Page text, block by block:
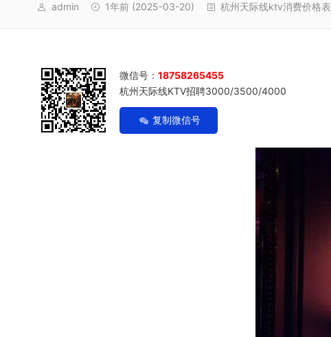
admin 1年前 (2025-03-20) 杭州天际线ktv消费价格表
微信号： 18758265455
杭州天际线KTV招聘3000/3500/4000
复制微信号